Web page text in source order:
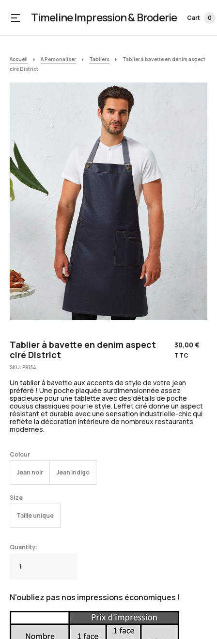
Timeline Impression & Broderie Cart 0
Accueil A Personaliser Tabliers
Tablier à bavette en denim aspect
ciré District
Tablier à bavette en denim aspect
ciré District
30,00€
TTC
SKU: PR134
Un tablier à bavette aux accents de style de votre jean
préféré ! Une poche plaquée surdimensionnée assez
spacieuse pour une tablette avec des détails de poche
cousus classiques pour le style. L’effet ciré donne un aspect
résistant et durable avec une sensation industrielle-chic qui
reflète la décoration intérieure de nombreux restaurants
modernes.
Colour
Jean noir Jean indigo
Size
Taille unique
N'oubliez pas nos impressions économiques !